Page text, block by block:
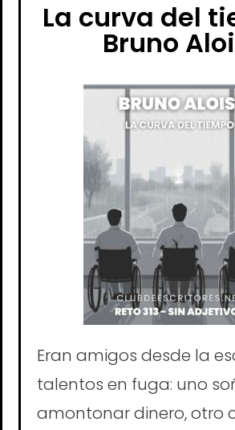
La curva del
Bruno
Eran amigos desde la
talentos en fuga: uno
amontonar dinero, otro